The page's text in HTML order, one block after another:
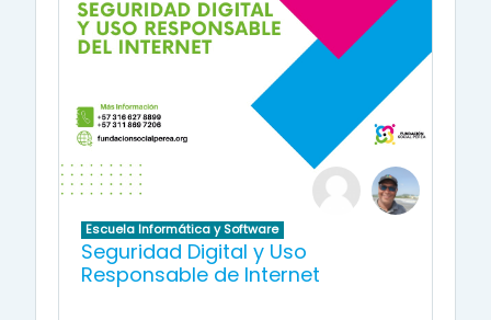
Escuela Informática y Software
Seguridad Digital y Uso
Responsable de Internet